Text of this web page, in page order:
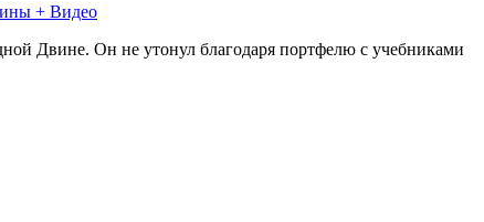
+ Видео
Двине. Он не утонул благодаря портфелю с учебниками